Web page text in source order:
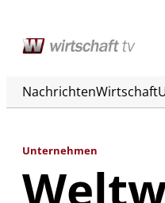
NachrichtenWirtschaft
Unternehmen